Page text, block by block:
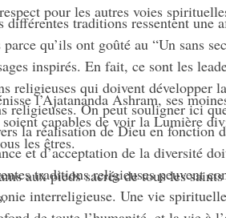
pour les autres voies
différentes traditions ressentent
qu’ils ont goûté au “Un sans
inspirés. En fait, ce sont les
religieuses qui doivent développer
religieuses. On peut souligner ici
la réalisation de Dieu en fonction
et d’acceptation de la diversité
traditions religieuses peuvent
interreligieuse. Une vie
l’Ajatananda Ashram, ses
capables de voir la Lumière
les êtres.
aux pieds sacrés de tous les